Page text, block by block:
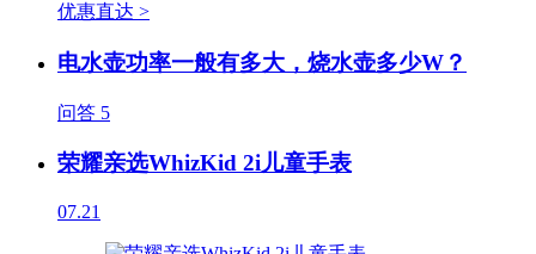
优惠直达 >
电水壶功率一般有多大，烧水壶多少W？
问答 5
荣耀亲选WhizKid 2i儿童手表
07.21